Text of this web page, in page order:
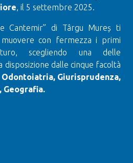
, il 5 settembre 2025.
Cantemir” di Târgu Mureș ti
con fermezza i primi
scegliendo una delle
disposizione dalle cinque facoltà
Odontoiatria, Giurisprudenza,
Geografia.